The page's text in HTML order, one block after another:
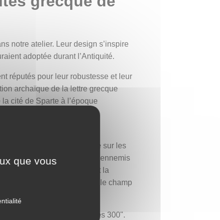
notre atelier. Leur design s’inspire
adoptée durant l’Antiquité.
réputés pour leur robustesse et leur
archaïque de la lettre grecque
cité de Sparte à l’époque
620 avant J.-C.) afin de se
cette décoration spécifique sur les
inspirait la crainte chez les ennemis
les Spartiates, dont la
un seul homme sur le champ
une image du film "Les 300".
que vous